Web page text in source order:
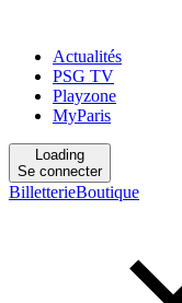
Actualités
PSG TV
Playzone
MyParis
Loading
Se connecter
BilletterieBoutique